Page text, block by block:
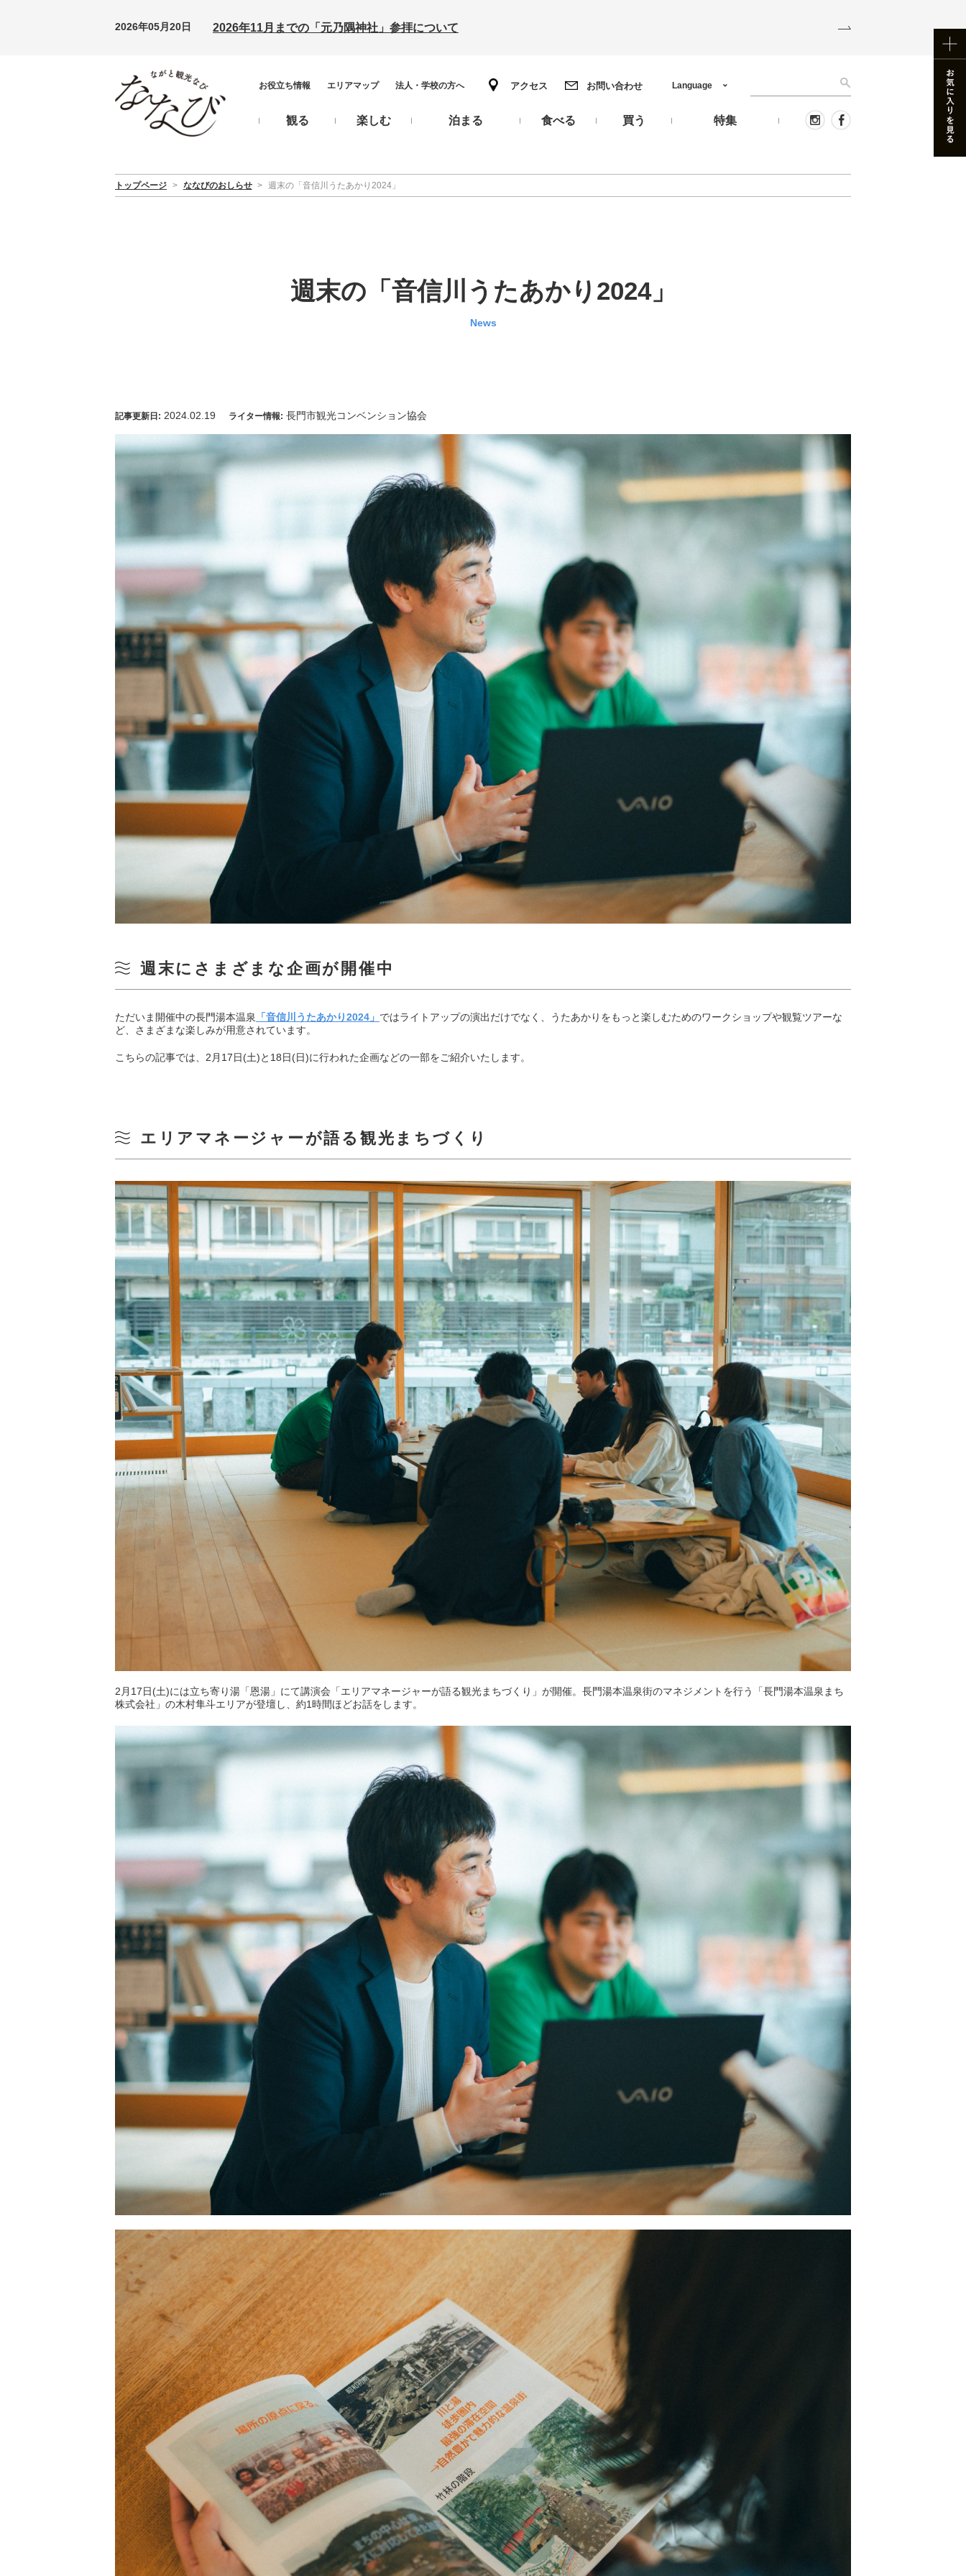
2026年05月20日 2026年11月までの「元乃隅神社」参拝について
お役立ち情報 エリアマップ 法人・学校の方へ アクセス お問い合わせ
観る 楽しむ 泊まる 食べる 買う 特集
Language
トップページ > ななびのおしらせ > 週末の「音信川うたあかり2024」
週末の「音信川うたあかり2024」
News
記事更新日: 2024.02.19 ライター情報: 長門市観光コンベンション協会
週末にさまざまな企画が開催中
ただいま開催中の長門湯本温泉 「音信川うたあかり2024」 ではライトアップの演出だけでなく、うたあかりをもっと楽しむためのワークショップや観覧ツアーな
ど、さまざまな楽しみが用意されています。
こちらの記事では、2月17日(土)と18日(日)に行われた企画などの一部をご紹介いたします。
エリアマネージャーが語る観光まちづくり
2月17日(土)には立ち寄り湯「恩湯」にて講演会「エリアマネージャーが語る観光まちづくり」が開催。長門湯本温泉街のマネジメントを行う「長門湯本温泉まち
株式会社」の木村隼斗エリアが登壇し、約1時間ほどお話をします。